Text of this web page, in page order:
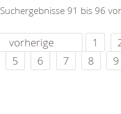
Suchergebnisse 91 bis 96
vorherige 1
5
6 7 8 9